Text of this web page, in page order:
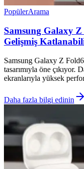
PopülerArama
Samsung Galaxy
Gelişmiş
Samsung Galaxy Z
tasarımıyla öne çıkıyor.
ekranlarıyla yüksek
Daha fazla bilgi edinin